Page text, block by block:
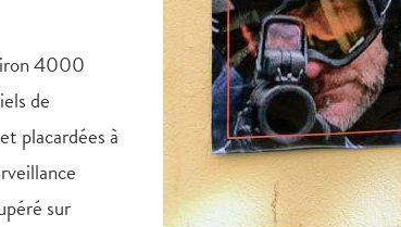
4000
de
placardées à
sur